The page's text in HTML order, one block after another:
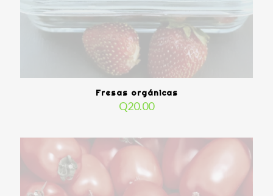
Fresas orgánicas
Q20.00